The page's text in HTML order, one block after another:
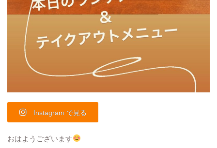
Instagram で見る
おはようございます